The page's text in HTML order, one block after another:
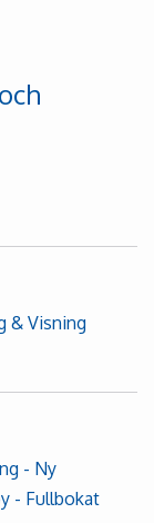
& Visning
- Ny
- Fullbokat